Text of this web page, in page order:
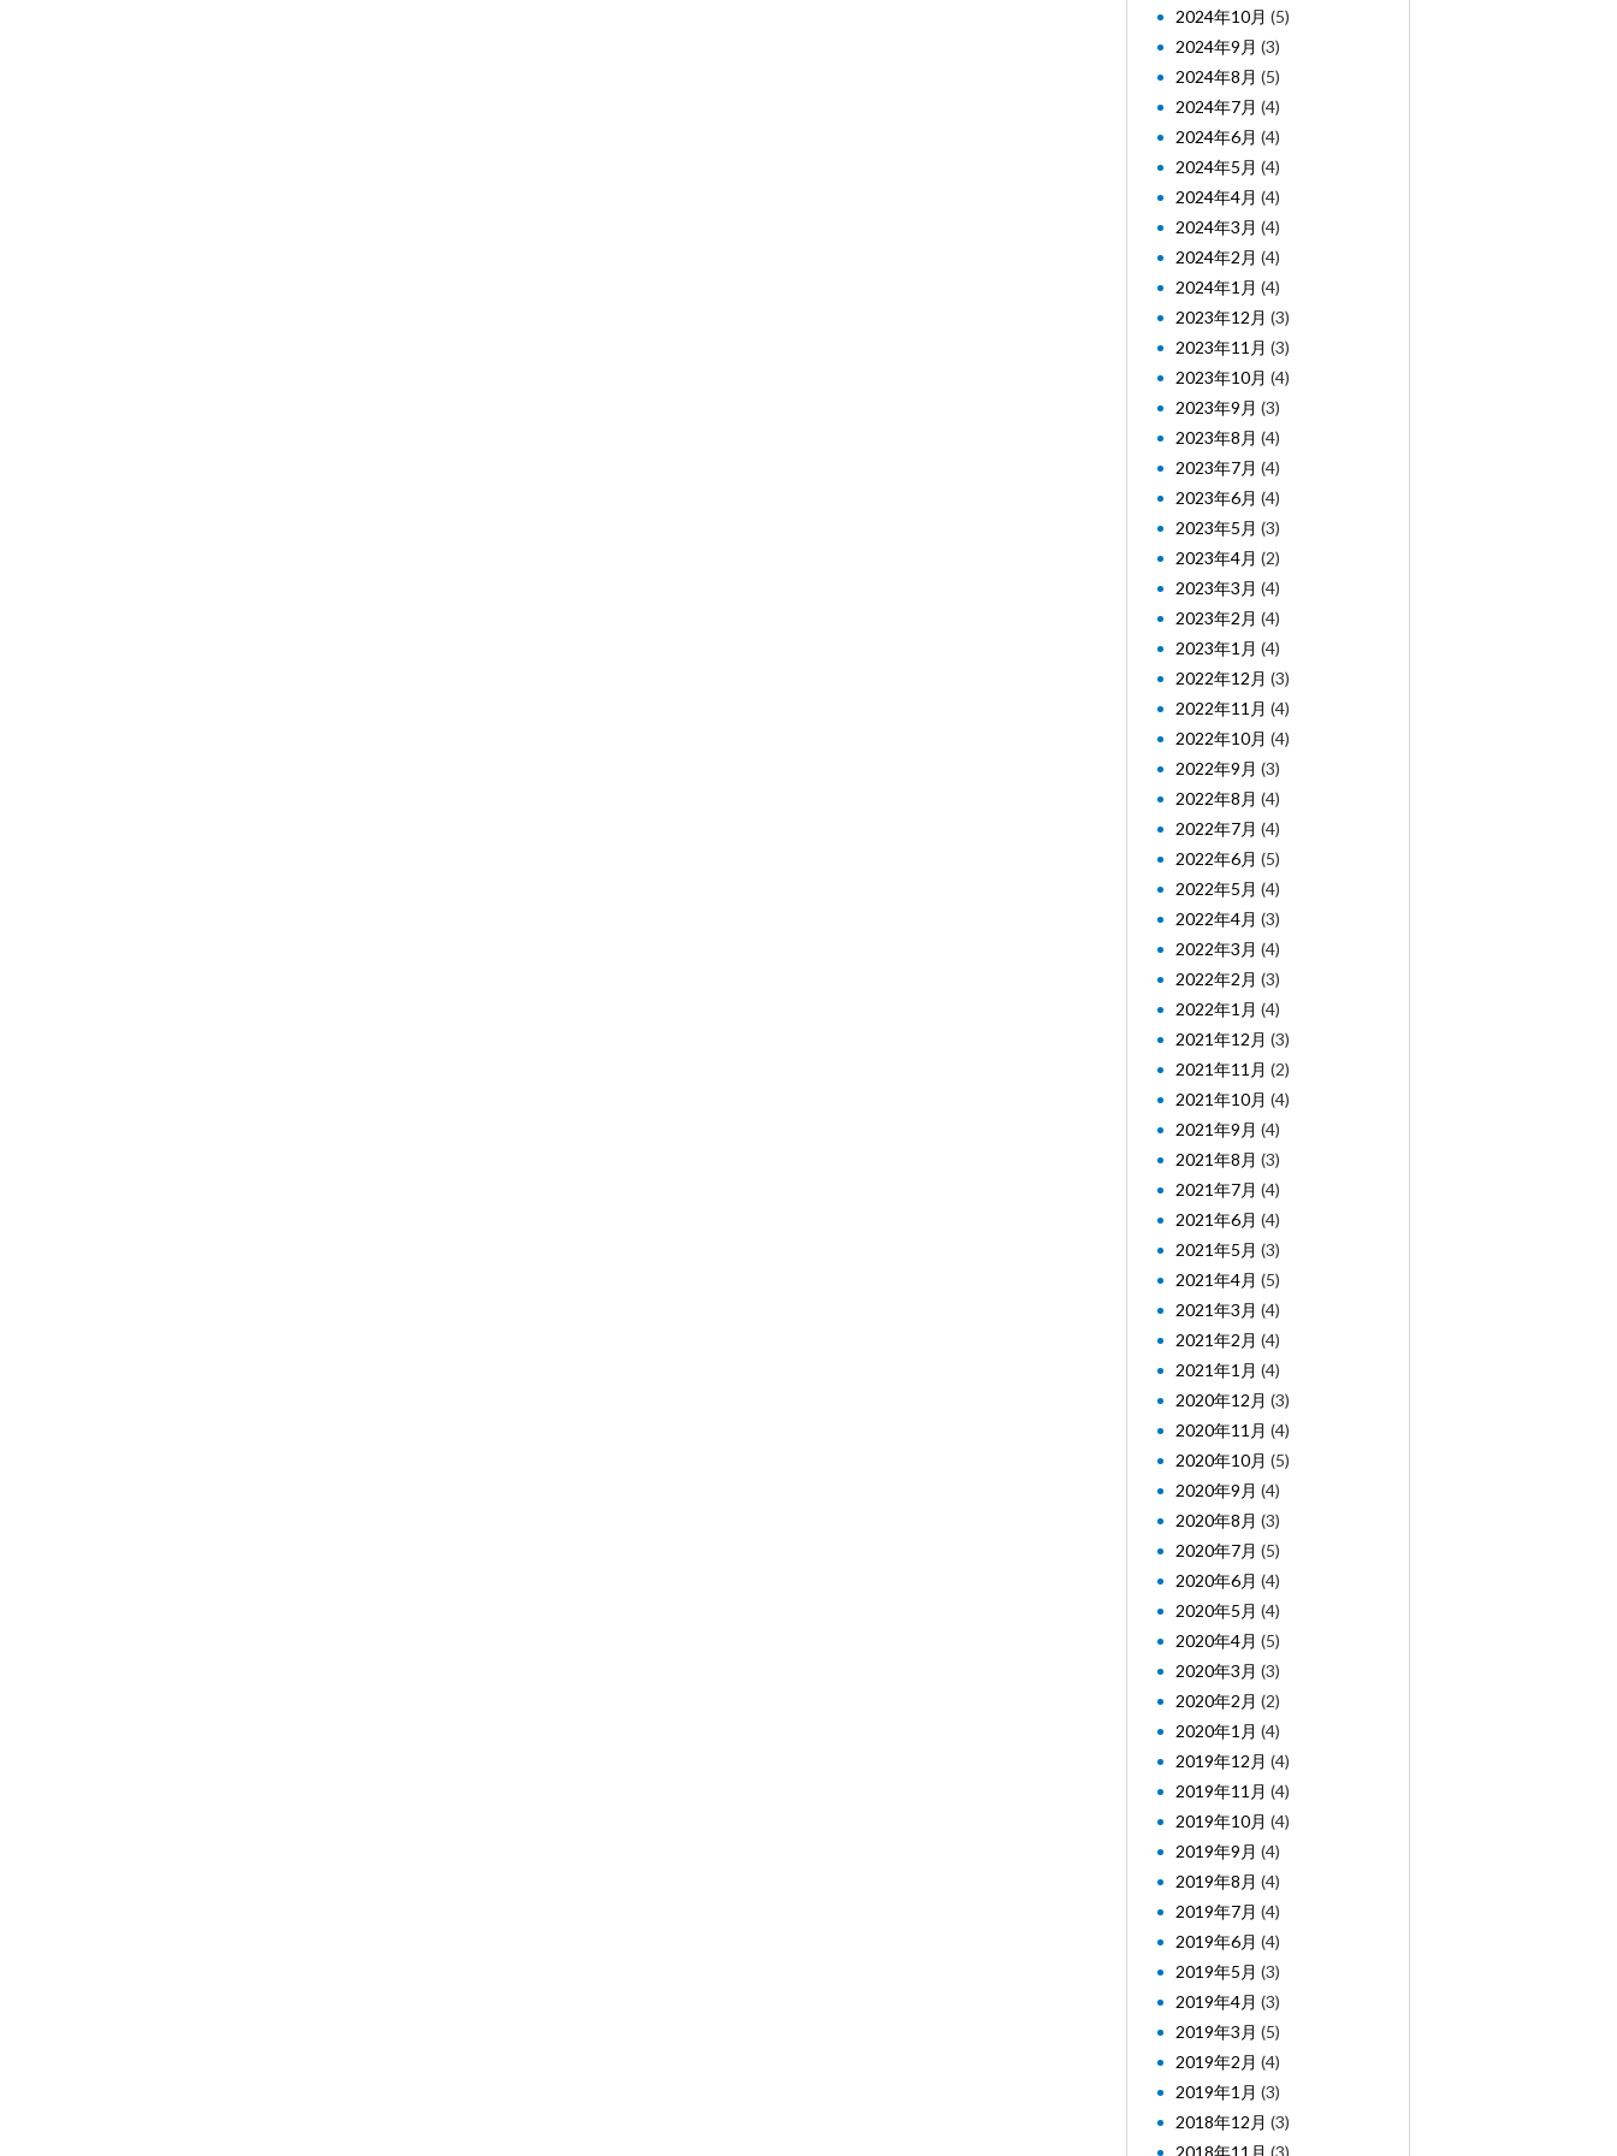
2024年10月 (5)
2024年9月 (3)
2024年8月 (5)
2024年7月 (4)
2024年6月 (4)
2024年5月 (4)
2024年4月 (4)
2024年3月 (4)
2024年2月 (4)
2024年1月 (4)
2023年12月 (3)
2023年11月 (3)
2023年10月 (4)
2023年9月 (3)
2023年8月 (4)
2023年7月 (4)
2023年6月 (4)
2023年5月 (3)
2023年4月 (2)
2023年3月 (4)
2023年2月 (4)
2023年1月 (4)
2022年12月 (3)
2022年11月 (4)
2022年10月 (4)
2022年9月 (3)
2022年8月 (4)
2022年7月 (4)
2022年6月 (5)
2022年5月 (4)
2022年4月 (3)
2022年3月 (4)
2022年2月 (3)
2022年1月 (4)
2021年12月 (3)
2021年11月 (2)
2021年10月 (4)
2021年9月 (4)
2021年8月 (3)
2021年7月 (4)
2021年6月 (4)
2021年5月 (3)
2021年4月 (5)
2021年3月 (4)
2021年2月 (4)
2021年1月 (4)
2020年12月 (3)
2020年11月 (4)
2020年10月 (5)
2020年9月 (4)
2020年8月 (3)
2020年7月 (5)
2020年6月 (4)
2020年5月 (4)
2020年4月 (5)
2020年3月 (3)
2020年2月 (2)
2020年1月 (4)
2019年12月 (4)
2019年11月 (4)
2019年10月 (4)
2019年9月 (4)
2019年8月 (4)
2019年7月 (4)
2019年6月 (4)
2019年5月 (3)
2019年4月 (3)
2019年3月 (5)
2019年2月 (4)
2019年1月 (3)
2018年12月 (3)
2018年11月 (3)